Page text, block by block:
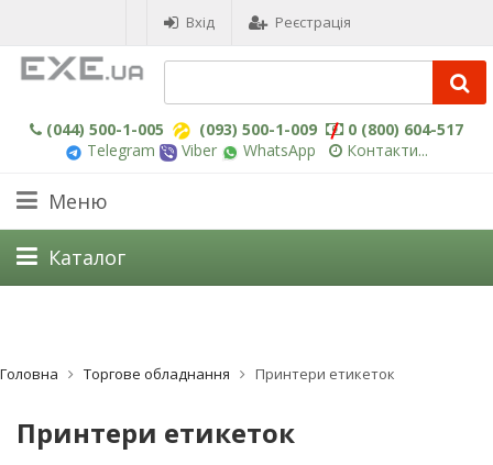
Вхід Реєстрація
(044) 500-1-005 (093) 500-1-009
0 (800) 604-517
Telegram
Viber WhatsApp Контакти...
Меню
Каталог
Головна Торгове обладнання Принтери етикеток
Принтери етикеток